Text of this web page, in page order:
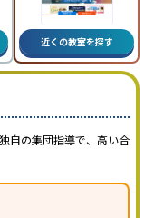
近くの教室を探す
自の集団指導で、高い合